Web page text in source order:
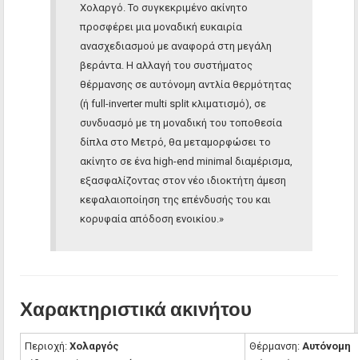
Χολαργό. Το συγκεκριμένο ακίνητο
προσφέρει μια μοναδική ευκαιρία
ανασχεδιασμού με αναφορά στη μεγάλη
βεράντα. Η αλλαγή του συστήματος
θέρμανσης σε αυτόνομη αντλία θερμότητας
(ή full-inverter multi split κλιματισμό), σε
συνδυασμό με τη μοναδική του τοποθεσία
δίπλα στο Μετρό, θα μεταμορφώσει το
ακίνητο σε ένα high-end minimal διαμέρισμα,
εξασφαλίζοντας στον νέο ιδιοκτήτη άμεση
κεφαλαιοποίηση της επένδυσής του και
κορυφαία απόδοση ενοικίου.»
Χαρακτηριστικά ακινήτου
Περιοχή: Χολαργός
Θέρμανση: Αυτόνομη